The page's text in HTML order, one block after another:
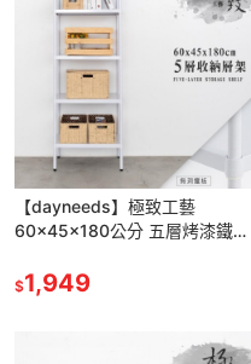
【dayneeds】極致工藝
60x45x180公分 五層烤漆鐵板
$1,949